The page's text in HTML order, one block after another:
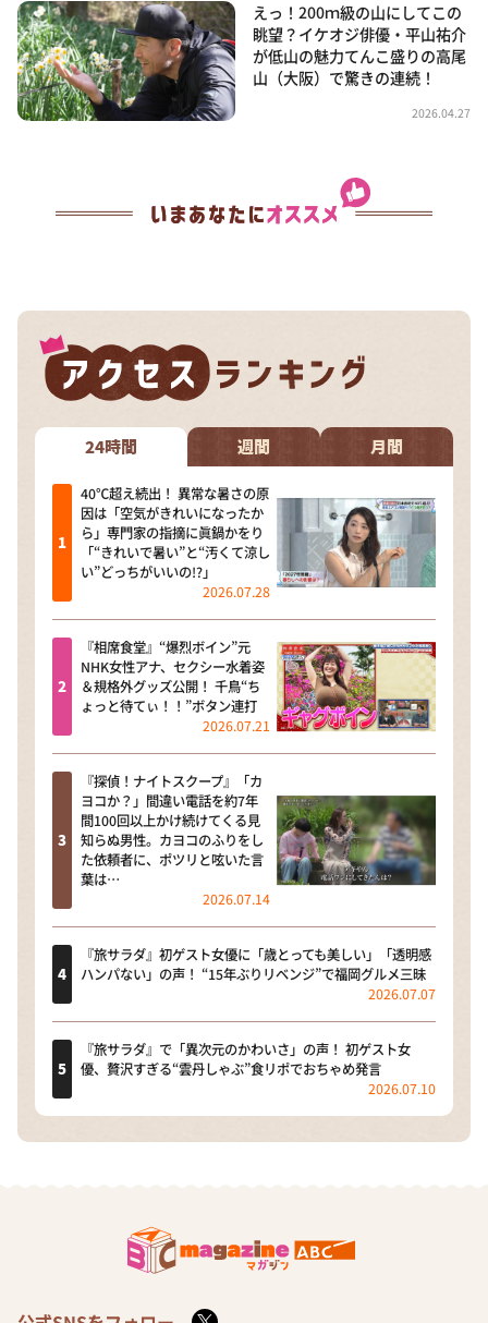
えっ！200ｍ級の山にしてこの
眺望？イケオジ俳優・平山祐介
が低山の魅力てんこ盛りの高尾
山（大阪）で驚きの連続！
2026.04.27
24時間 週間 月間
40℃超え続出！ 異常な暑さの原
因は「空気がきれいになったか
ら」専門家の指摘に眞鍋かをり
「“きれいで暑い”と“汚くて涼し
い”どっちがいいの!?」
2026.07.28
『相席食堂』“爆烈ボイン”元
NHK女性アナ、セクシー水着姿
＆規格外グッズ公開！ 千鳥“ち
ょっと待てぃ！！”ボタン連打
2026.07.21
『探偵！ナイトスクープ』「カ
ヨコか？」間違い電話を約7年
間100回以上かけ続けてくる見
知らぬ男性。カヨコのふりをし
た依頼者に、ポツリと呟いた言
葉は…
2026.07.14
『旅サラダ』初ゲスト女優に「歳とっても美しい」「透明感
ハンパない」の声！ “15年ぶりリベンジ”で福岡グルメ三昧
2026.07.07
『旅サラダ』で「異次元のかわいさ」の声！ 初ゲスト女
優、贅沢すぎる“雲丹しゃぶ”食リポでおちゃめ発言
2026.07.10